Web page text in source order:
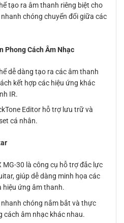
tạo ra âm thanh riêng biệt cho
chóng chuyển đổi giữa các
Phong Cách Âm Nhạc
dễ dàng tạo ra các âm thanh
kết hợp các hiệu ứng khác
IR.
Editor hỗ trợ lưu trữ và
cá nhân.
MG-30 là công cụ hỗ trợ đắc lực
giúp dễ dàng minh họa các
hiệu ứng âm thanh.
nhanh chóng nắm bắt và thực
cách âm nhạc khác nhau.